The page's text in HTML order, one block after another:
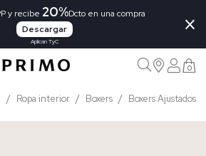
y recibe 20%Dcto en una compra
Descargar
Aplican TyC
×
0
Ropa interior Boxers Boxers Ajustados